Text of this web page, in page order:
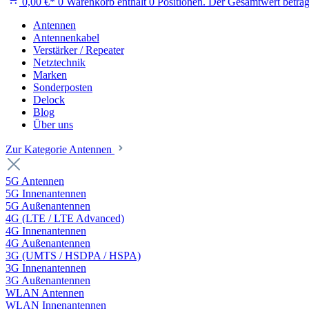
Antennen
Antennenkabel
Verstärker / Repeater
Netztechnik
Marken
Sonderposten
Delock
Blog
Über uns
Zur Kategorie Antennen
5G Antennen
5G Innenantennen
5G Außenantennen
4G (LTE / LTE Advanced)
4G Innenantennen
4G Außenantennen
3G (UMTS / HSDPA / HSPA)
3G Innenantennen
3G Außenantennen
WLAN Antennen
WLAN Innenantennen